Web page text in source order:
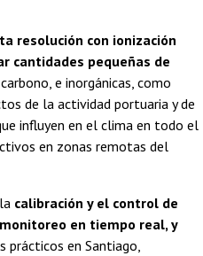
resolución con ionización
cantidades pequeñas de
e inorgánicas, como
de la actividad portuaria y de
influyen en el clima en todo el
en zonas remotas del
calibración y el control de
en tiempo real, y
prácticos en Santiago,